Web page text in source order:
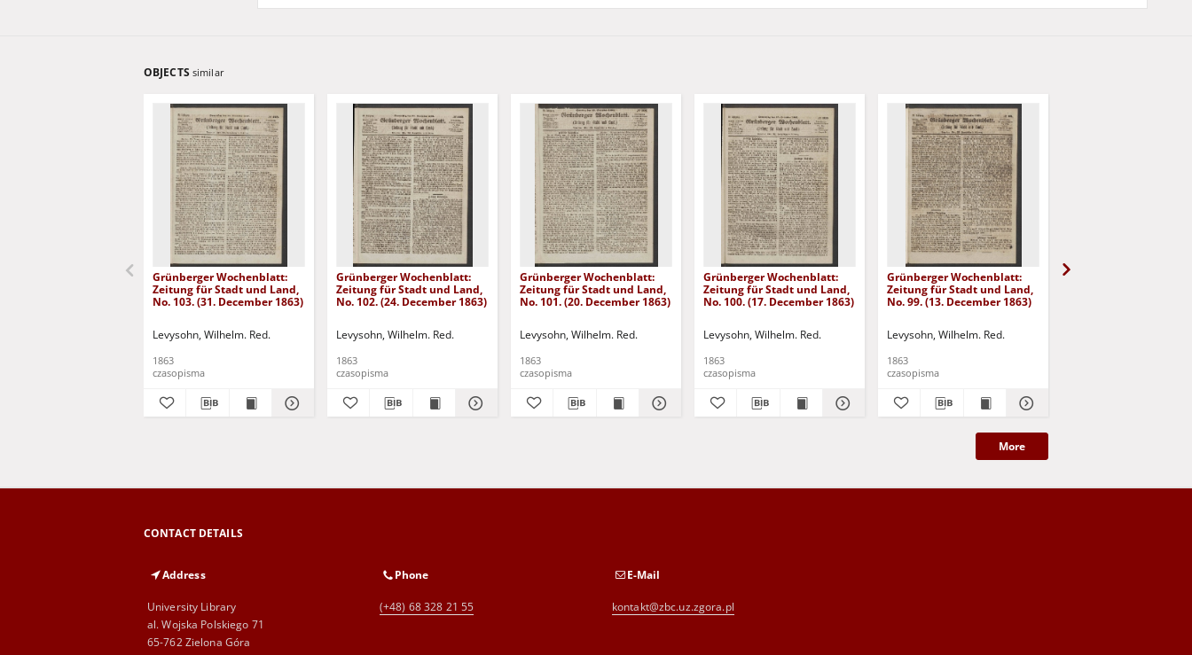
OBJECTS similar
Grünberger Wochenblatt:
Zeitung für Stadt und Land,
No. 103. (31. December 1863)
Levysohn, Wilhelm. Red.
1863
czasopisma
Grünberger Wochenblatt:
Zeitung für Stadt und Land,
No. 102. (24. December 1863)
Levysohn, Wilhelm. Red.
1863
czasopisma
Grünberger Wochenblatt:
Zeitung für Stadt und Land,
No. 101. (20. December 1863)
Levysohn, Wilhelm. Red.
1863
czasopisma
Grünberger Wochenblatt:
Zeitung für Stadt und Land,
No. 100. (17. December 1863)
Levysohn, Wilhelm. Red.
1863
czasopisma
Grünberger Wochenblatt:
Zeitung für Stadt und Land,
No. 99. (13. December 1863)
Levysohn, Wilhelm. Red.
1863
czasopisma
More
CONTACT DETAILS
Address
University Library
al. Wojska Polskiego 71
65-762 Zielona Góra
Phone
(+48) 68 328 21 55
E-Mail
kontakt@zbc.uz.zgora.pl